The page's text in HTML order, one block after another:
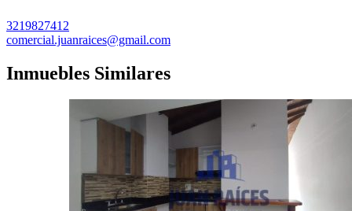
3219827412
comercial.juanraices@gmail.com
Inmuebles Similares